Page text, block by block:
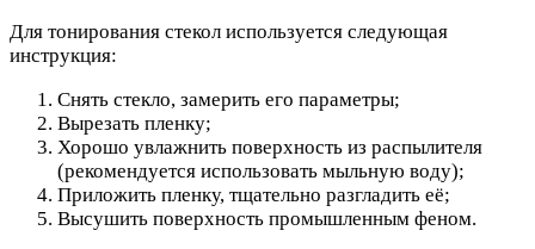
Для тонирования стекол используется следующая
инструкция:
Снять стекло, замерить его параметры;
Вырезать пленку;
Хорошо увлажнить поверхность из распылителя
(рекомендуется использовать мыльную воду);
Приложить пленку, тщательно разгладить её;
Высушить поверхность промышленным феном.